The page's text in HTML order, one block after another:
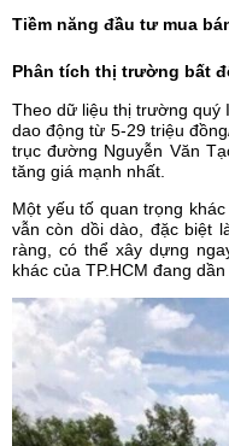
Tiềm năng đầu tư mua
Phân tích thị trường bất
Theo dữ liệu thị trường quý
dao động từ 5-29 triệu
trục đường Nguyễn Văn
tăng giá mạnh nhất.
Một yếu tố quan trọng
vẫn còn dồi dào, đặc biệt
ràng, có thể xây dựng
khác của TP.HCM đang